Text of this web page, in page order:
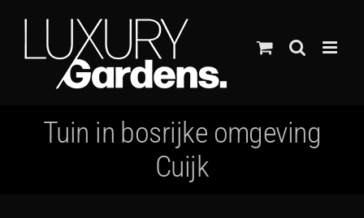
inhoud
Tuin in bosrijke omgeving
Cuijk